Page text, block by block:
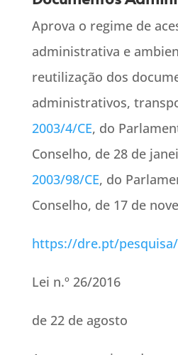
Aprova o regime de
administrativa e
reutilização dos
administrativos,
2003/4/CE, do
Conselho, de 28 de
2003/98/CE, do
Conselho, de 17 de
https://dre.pt/
Lei n.º 26/2016
de 22 de agosto